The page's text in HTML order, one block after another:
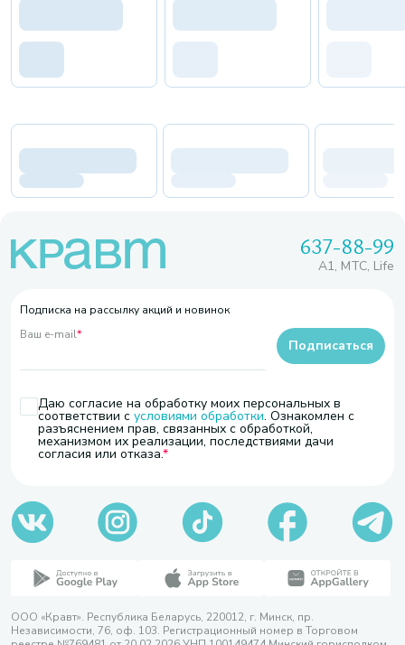
637-88-99
A1, МТС, Life
Подписка на рассылку акций и новинок
Ваш e-mail*
Даю согласие на обработку моих персональных в
соответствии с условиями обработки. Ознакомлен с
разъяснением прав, связанных с обработкой,
механизмом их реализации, последствиями дачи
согласия или отказа.
Подписаться
ООО «Кравт». Республика Беларусь, 220012, г. Минск, пр.
Независимости, 76, оф. 103. Регистрационный номер в Торговом